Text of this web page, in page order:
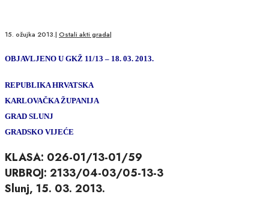
15. ožujka 2013.| Ostali akti grada|
OBJAVLJENO U GKŽ 11/13 – 18. 03. 2013.
REPUBLIKA HRVATSKA
KARLOVAČKA ŽUPANIJA
GRAD SLUNJ
GRADSKO VIJEĆE
KLASA: 026-01/13-01/59
URBROJ: 2133/04-03/05-13-3
Slunj, 15. 03. 2013.